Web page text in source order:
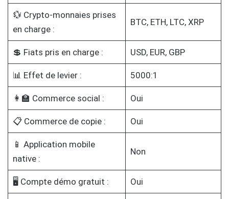
💱 Crypto-monnaies prises
en charge :
BTC, ETH, LTC, XRP
💲 Fiats pris en charge : USD, EUR, GBP
📊 Effet de levier : 5000:1
👩‍🏫 Commerce social : Oui
📋 Commerce de copie : Oui
📱 Application mobile
native :
Non
🖥️ Compte démo gratuit : Oui